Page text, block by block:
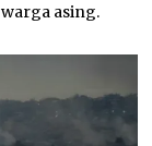
asing.